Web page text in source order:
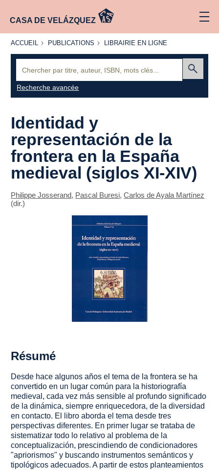
CASA DE VELÁZQUEZ
ACCUEIL
ACCUEIL PUBLICATIONS
PUBLICATIONS
LIBRAIRIE
LIBRAIRIE EN LIGNE
Recherche avancée
Identidad y
representación de la
frontera en la España
medieval (siglos XI-XIV)
Philippe Josserand, Pascal Buresi,Carlos de Ayala Martínez
(dir.)
Résumé
Desde hace algunos años el tema de la frontera se ha
convertido en un lugar común para la historiografía
medieval, cada vez más sensible al profundo significado
de la dinámica, siempre enriquecedora, de la diversidad
en contacto. El libro aborda el tema desde tres
perspectivas diferentes. En primer lugar se trataba de
sistematizar todo lo relativo al problema de la
conceptualización, prescindiendo de condicionadores
"apriorismos" y buscando instrumentos semánticos y
tipológicos adecuados. A partir de estos planteamientos